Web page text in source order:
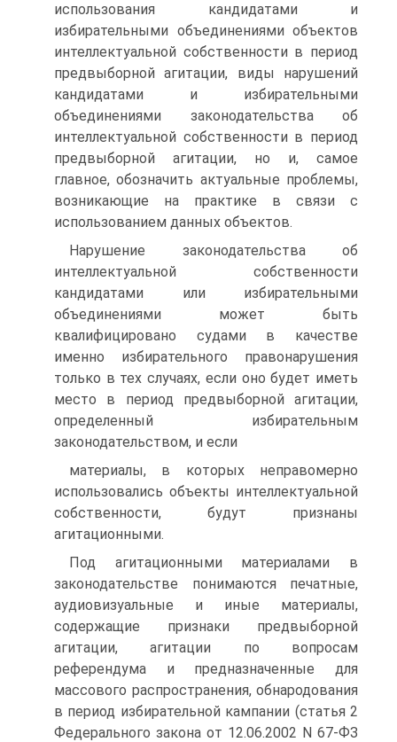
использования кандидатами и
избирательными объединениями объектов
интеллектуальной собственности в период
предвыборной агитации, виды нарушений
кандидатами и избирательными
объединениями законодательства об
интеллектуальной собственности в период
предвыборной агитации, но и, самое
главное, обозначить актуальные проблемы,
возникающие на практике в связи с
использованием данных объектов.
Нарушение законодательства об
интеллектуальной собственности
кандидатами или избирательными
объединениями может быть
квалифицировано судами в качестве
именно избирательного правонарушения
только в тех случаях, если оно будет иметь
место в период предвыборной агитации,
определенный избирательным
законодательством, и если
материалы, в которых неправомерно
использовались объекты интеллектуальной
собственности, будут признаны
агитационными.
Под агитационными материалами в
законодательстве понимаются печатные,
аудиовизуальные и иные материалы,
содержащие признаки предвыборной
агитации, агитации по вопросам
референдума и предназначенные для
массового распространения, обнародования
в период избирательной кампании (статья 2
Федерального закона от 12.06.2002 N 67-ФЗ